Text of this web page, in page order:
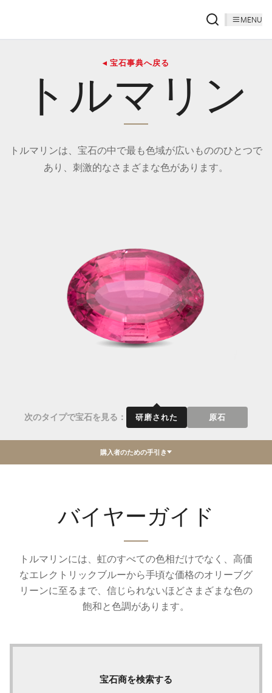
MENU
◂ 宝石事典へ戻る
トルマリン
トルマリンは、宝石の中で最も色域が広いもののひとつで
あり、刺激的なさまざまな色があります。
次のタイプで宝石を見る： 研磨された 原石
購入者のための手引き
バイヤーガイド
トルマリンには、虹のすべての色相だけでなく、高価
なエレクトリックブルーから手頃な価格のオリー​​ブグ
リーンに至るまで、信じられないほどさまざまな色の
飽和と色調があります。
宝石商を検索する